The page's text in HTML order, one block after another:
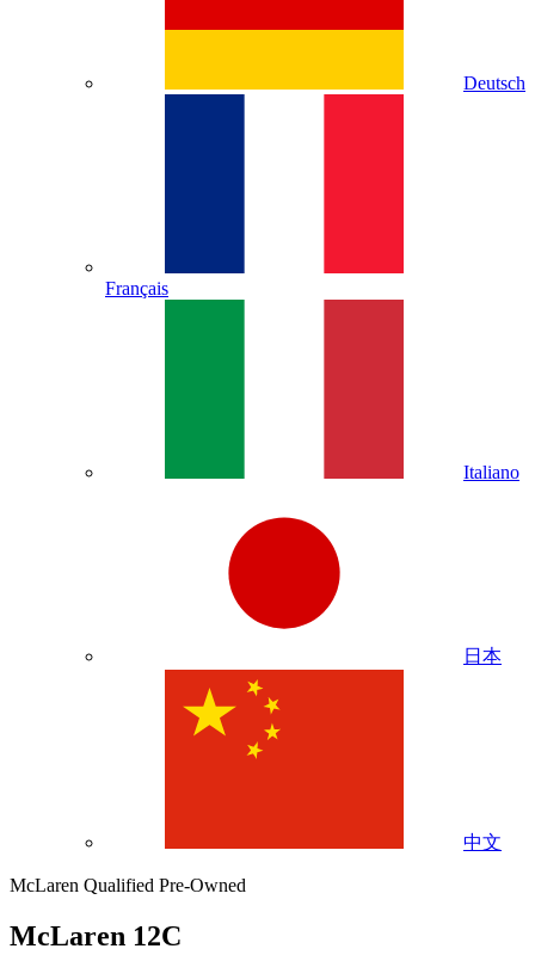
Deutsch
Français
Italiano
日本
中文
McLaren Qualified Pre-Owned
McLaren 12C